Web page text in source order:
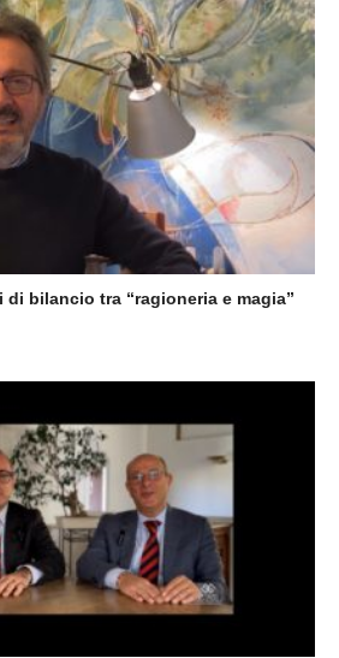
di bilancio tra “ragioneria e magia”